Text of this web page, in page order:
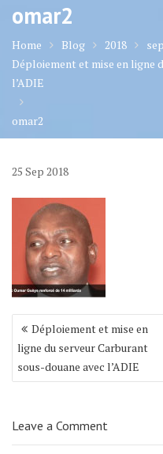
omar2
Home Blog 2018
Déploiement et mise en ligne
l’ADIE
omar2
25 Sep 2018
Navigation
de
l’article
Déploiement et mise en
ligne du serveur Carburant
sous-douane avec l’ADIE
Leave a Comment